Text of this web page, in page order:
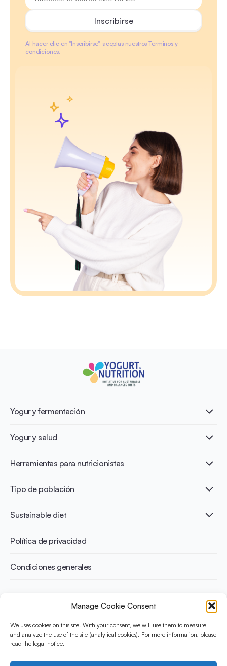
Manage Cookie Consent
We uses cookies on this site. With your consent, we will use them to measure
and analyze the use of the site (analytical cookies). For more information, please
read the legal notice.
Al hacer clic en "Inscribirse", aceptas nuestros Términos y
condiciones.
Yogur y fermentación
¿Qué es el yogur?
Nutri-dense food
Yogur y salud
Healthy Diets & Lifestyle
Salud intestinal y microbiota
Salud ósea
Control del peso
Herramientas para nutricionistas
Publicaciones
Infographics
Recetas
Tipo de población
Adultos
Deportistas
Sustainable diet
Beneficios medioambientales
Beneficios para la salud
Política de privacidad
Condiciones generales
Equilibradas está financiada por el Instituto Danone
Internacional. Su objetivo es evaluar y compartir la evidencia
actual sobre el yogur como aliado en una dieta saludable y